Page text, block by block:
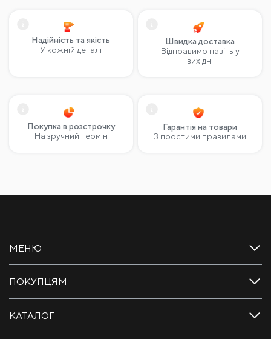
Надійність та якість
У кожній деталі
Швидка доставка
Відправимо навіть у
вихідні
Покупка в розстрочку
На зручний термін
Гарантія на товари
З простими правилами
КАТАЛОГ
ПОКУПЦЯМ
МЕНЮ